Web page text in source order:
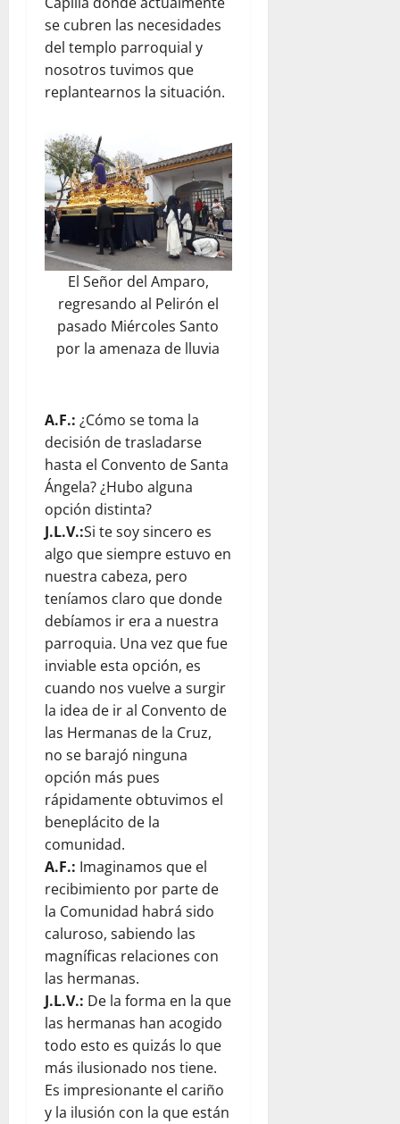
se cubren las necesidades
del templo parroquial y
nosotros tuvimos que
replantearnos la situación.
El Señor del Amparo,
regresando al Pelirón el
pasado Miércoles Santo
por la amenaza de lluvia
A.F.: ¿Cómo se toma la
decisión de trasladarse
hasta el Convento de Santa
Ángela? ¿Hubo alguna
opción distinta?
J.L.V.:Si te soy sincero es
algo que siempre estuvo en
nuestra cabeza, pero
teníamos claro que donde
debíamos ir era a nuestra
parroquia. Una vez que fue
inviable esta opción, es
cuando nos vuelve a surgir
la idea de ir al Convento de
las Hermanas de la Cruz,
no se barajó ninguna
opción más pues
rápidamente obtuvimos el
beneplácito de la
comunidad.
A.F.: Imaginamos que el
recibimiento por parte de
la Comunidad habrá sido
caluroso, sabiendo las
magníficas relaciones con
las hermanas.
J.L.V.: De la forma en la que
las hermanas han acogido
todo esto es quizás lo que
más ilusionado nos tiene.
Es impresionante el cariño
y la ilusión con la que están